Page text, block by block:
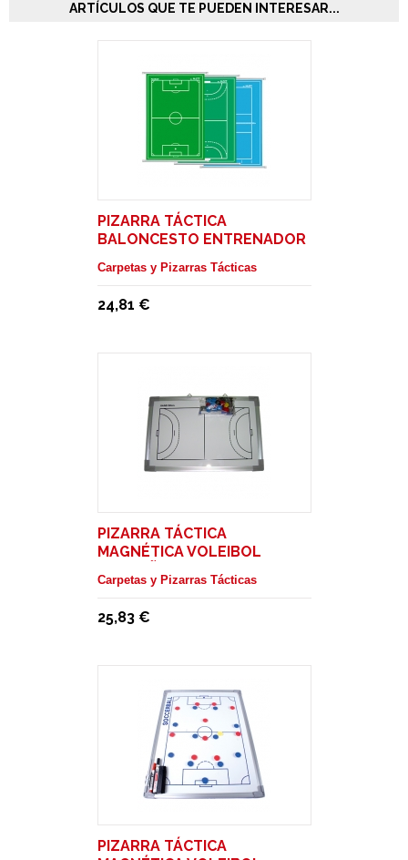
ARTÍCULOS QUE TE PUEDEN INTERESAR...
PIZARRA TÁCTICA
BALONCESTO ENTRENADOR
Carpetas y Pizarras Tácticas
24,81 €
PIZARRA TÁCTICA
MAGNÉTICA VOLEIBOL
PEQUEÑA ENTRENADOR
Carpetas y Pizarras Tácticas
25,83 €
PIZARRA TÁCTICA